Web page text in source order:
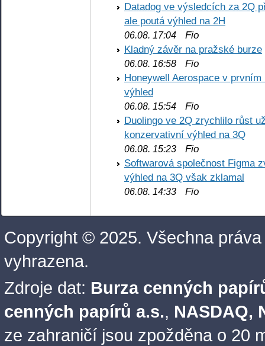
Datadog ve výsledcích za 2Q
ale poutá výhled na 2H
06.08. 17:04 Fio
Kladný závěr na pražské burze
06.08. 16:58 Fio
Honeywell Aerospace v
výhled
06.08. 15:54 Fio
Duolingo ve 2Q zrychlilo růst
konzervativní výhled na 3Q
06.08. 15:23 Fio
Softwarová společnost Figma
výhled na 3Q však zklamal
06.08. 14:33 Fio
Copyright © 2025. Všechna práva
vyhrazena.
Zdroje dat: Burza cenných
cenných papírů a.s., NASDAQ,
ze zahraničí jsou zpožděna o 20